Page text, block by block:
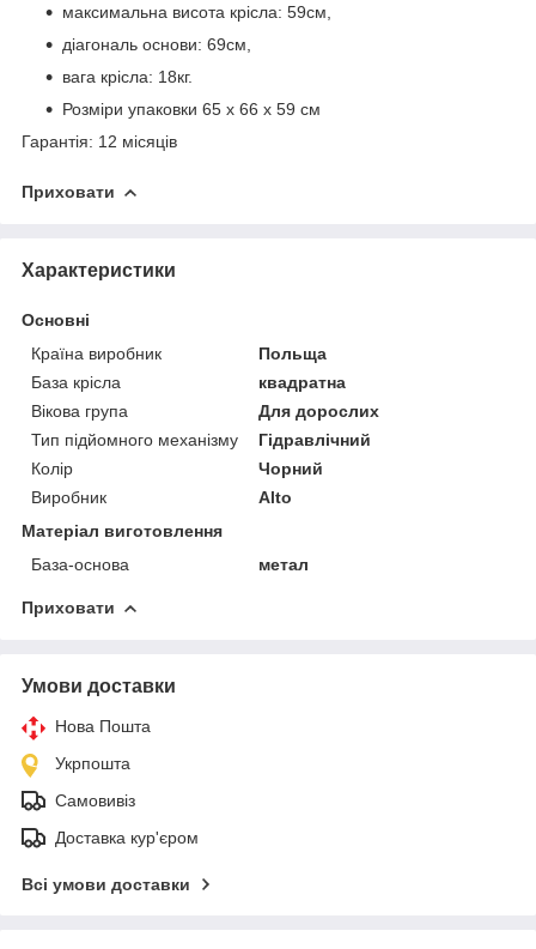
максимальна висота крісла: 59см,
діагональ основи: 69см,
вага крісла: 18кг.
Розміри упаковки 65 x 66 x 59 см
Гарантія: 12 місяців
Приховати
Характеристики
Основні
Країна виробник
Польща
База крісла
квадратна
Вікова група
Для дорослих
Тип підйомного механізму
Гідравлічний
Колір
Чорний
Виробник
Alto
Матеріал виготовлення
База-основа
метал
Приховати
Умови доставки
Нова Пошта
Укрпошта
Самовивіз
Доставка кур'єром
Всі умови доставки